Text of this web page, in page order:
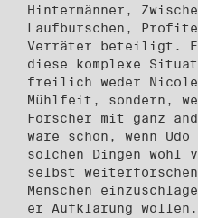
Hintermänner,
Laufburschen,
Verräter beteiligt.
diese komplexe
freilich weder Nicole
Mühlfeit, sondern,
Forscher mit ganz
wäre schön, wenn
solchen Dingen
selbst
Menschen
er Aufklärung wollen.